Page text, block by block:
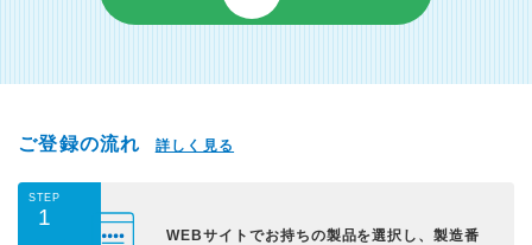
ご登録の流れ 詳しく見る
STEP
1
WEBサイトでお持ちの製品を選択し、製造番